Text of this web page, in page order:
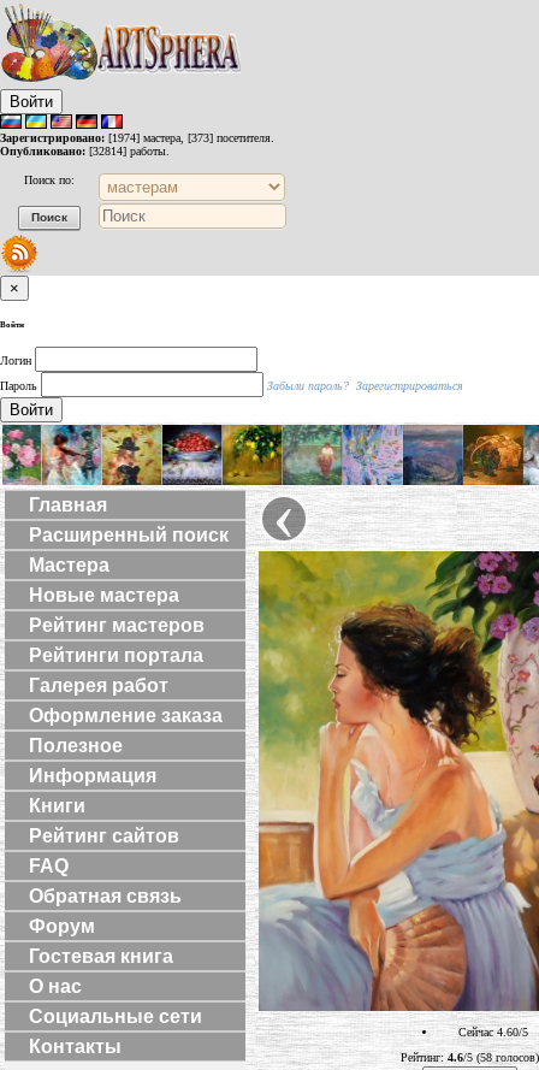
Войти
Зарегистрировано: [1974] мастера, [373] посетителя.
Опубликовано: [32814] работы.
Поиск по:
×
Войти
Логин
Пароль
Забыли пароль? Зарегистрироваться
Войти
Главная
Расширенный поиск
Мастера
Новые мастера
Рейтинг мастеров
Рейтинги портала
Галерея работ
Оформление заказа
Полезное
Информация
Книги
Рейтинг сайтов
FAQ
Обратная связь
Форум
Гостевая книга
О нас
Социальные сети
Контакты
‹
Сейчас 4.60/5
Рейтинг: 4.6/5 (58 голосов)